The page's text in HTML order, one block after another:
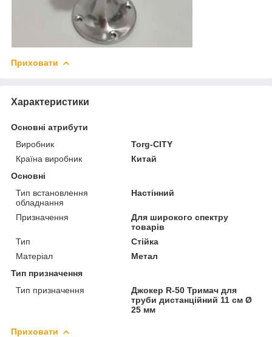
Приховати
Характеристики
Основні атрибути
Виробник
Torg-CITY
Країна виробник
Китай
Основні
Тип встановлення
обладнання
Настінний
Призначення
Для широкого спектру
товарів
Тип
Стійка
Матеріал
Метал
Тип призначення
Тип призначення
Джокер R-50 Тримач для
труби дистанційний 11 см Ø
25 мм
Приховати